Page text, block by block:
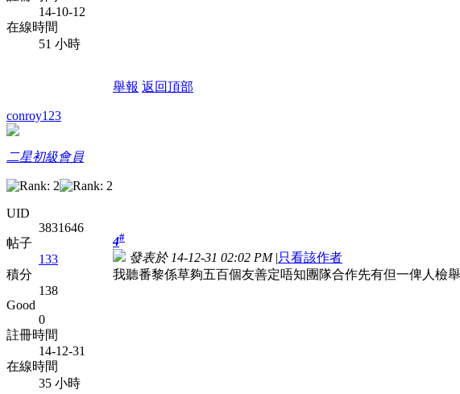
14-10-12
在線時間
51 小時
舉報 返回頂部
conroy123
二星初級會員
UID
3831646
帖子
133
積分
138
Good
0
註冊時間
14-12-31
在線時間
35 小時
4#
發表於 14-12-31 02:02 PM |只看該作者
我聽番黎係草夠五百個友善定唔知團隊合作先有但一俾人檢